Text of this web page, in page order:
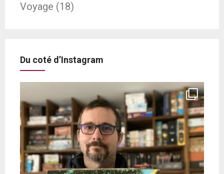
Voyage (18)
Du coté d’Instagram